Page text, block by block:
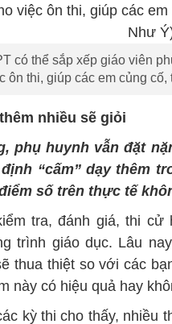
có thể sắp xếp giáo viên
ôn thi, giúp các em củng
nhiều sẽ giỏi
phụ huynh vẫn đặt
“cấm” dạy thêm
số trên thực tế
tra, đánh giá, thi cử
trình giáo dục. Lâu
thua thiệt so với các
này có hiệu quả hay
kỳ thi cho thấy, nhiều